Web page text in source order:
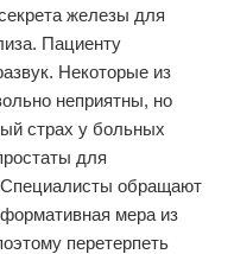
железы для
Пациенту
Некоторые из
неприятны, но
страх у больных
для
обращают
мера из
перетерпеть